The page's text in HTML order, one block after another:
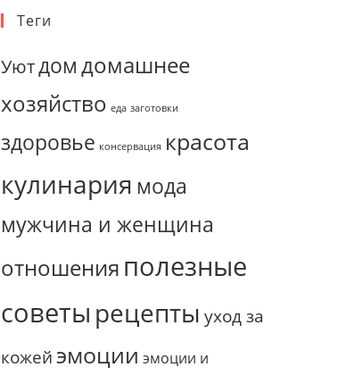
Теги
Уютдомдомашнее
хозяйство еда заготовки
здоровье консервация красота
кулинария мода
мужчина и женщина
отношения полезные
советы рецепты уход за
кожей эмоции эмоции и